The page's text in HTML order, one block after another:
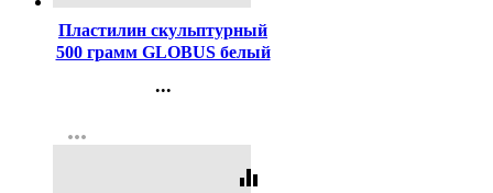
Пластилин скульптурный
500 грамм GLOBUS белый
...
Регистрация
more_horiz
equalizer